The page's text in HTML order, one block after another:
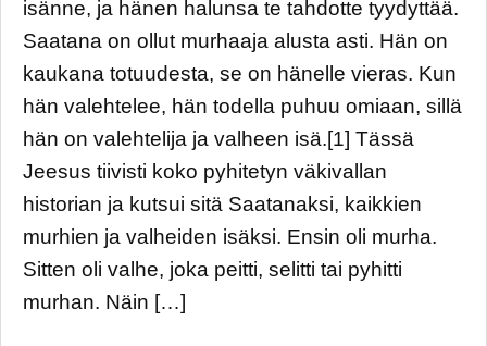
isänne, ja hänen halunsa te tahdotte tyydyttää.
Saatana on ollut murhaaja alusta asti. Hän on
kaukana totuudesta, se on hänelle vieras. Kun
hän valehtelee, hän todella puhuu omiaan, sillä
hän on valehtelija ja valheen isä.[1] Tässä
Jeesus tiivisti koko pyhitetyn väkivallan
historian ja kutsui sitä Saatanaksi, kaikkien
murhien ja valheiden isäksi. Ensin oli murha.
Sitten oli valhe, joka peitti, selitti tai pyhitti
murhan. Näin […]